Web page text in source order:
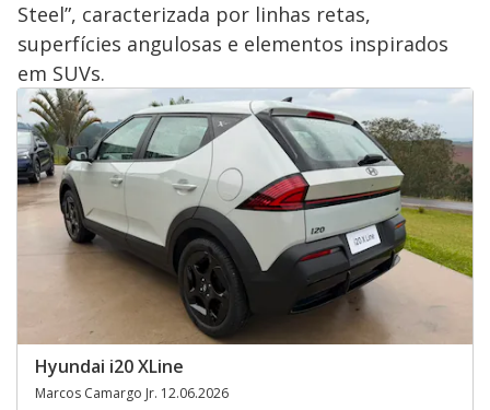
Steel”, caracterizada por linhas retas,
superfícies angulosas e elementos inspirados
em SUVs.
Hyundai i20 XLine
Marcos Camargo Jr. 12.06.2026